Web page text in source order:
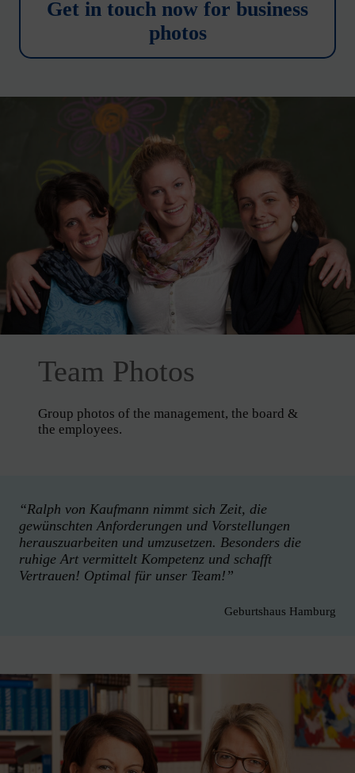
Get in touch now for business
photos
Team Photos
Group photos of the management, the board &
the employees.
“Ralph von Kaufmann nimmt sich Zeit, die
gewünschten Anforderungen und Vorstellungen
herauszuarbeiten und umzusetzen. Besonders die
ruhige Art vermittelt Kompetenz und schafft
Vertrauen! Optimal für unser Team!”
Geburtshaus Hamburg